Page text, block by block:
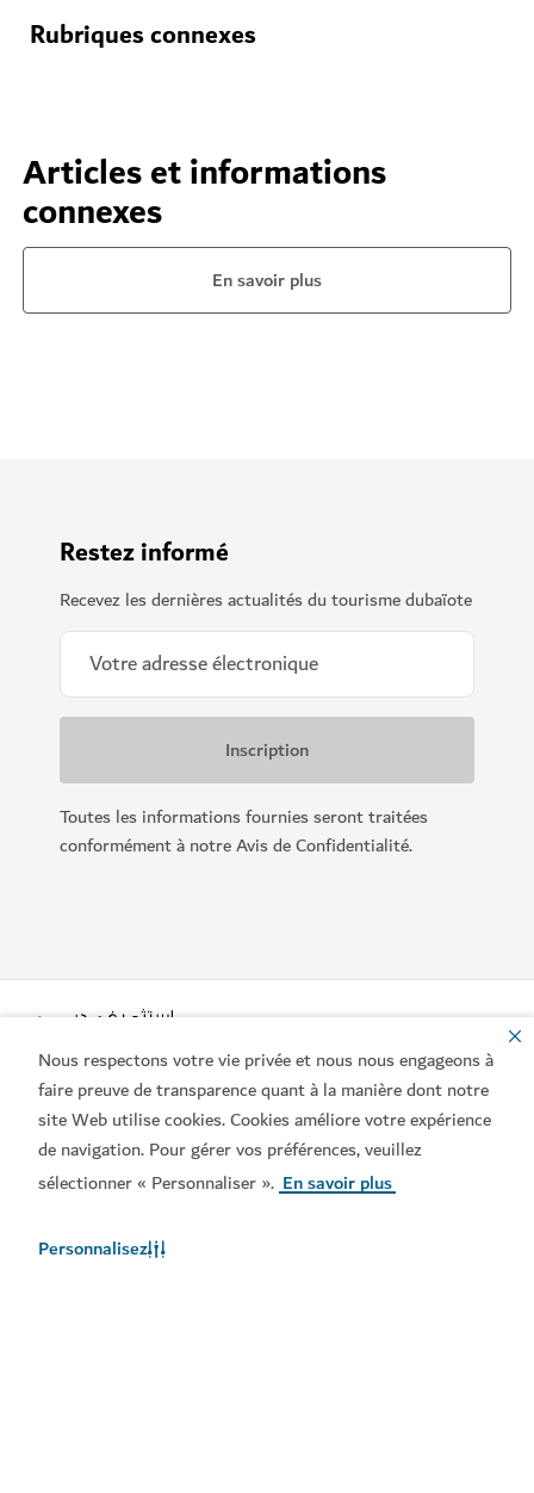
Nous respectons votre vie privée et nous nous engageons à
faire preuve de transparence quant à la manière dont notre
site Web utilise cookies. Cookies améliore votre expérience
de navigation. Pour gérer vos préférences, veuillez
sélectionner « Personnaliser ». En savoir plus
Personnalisez
Rubriques connexes
Articles et informations
connexes
En savoir plus
Restez informé
Recevez les dernières actualités du tourisme dubaïote
Toutes les informations fournies seront traitées
conformément à notre Avis de Confidentialité.
Liens populaires
Contactez-nous